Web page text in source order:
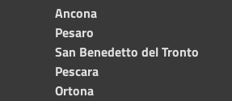
Ancona
Pesaro
San Benedetto del Tronto
Pescara
Ortona